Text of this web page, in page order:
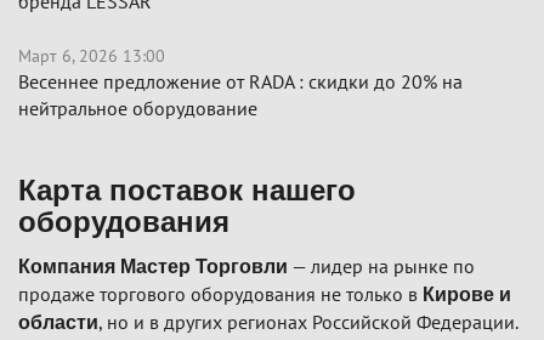
Март 6, 2026 13:00
Весеннее предложение от RADA : скидки до 20% на
нейтральное оборудование
Карта поставок нашего
оборудования
Компания Мастер Торговли — лидер на рынке по
продаже торгового оборудования не только в Кирове и
области, но и в других регионах Российской Федерации.